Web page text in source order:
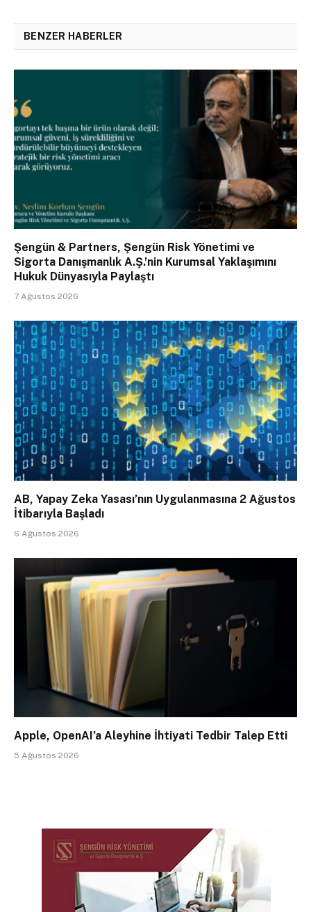
BENZER HABERLER
Şengün & Partners, Şengün Risk Yönetimi ve
Sigorta Danışmanlık A.Ş.’nin Kurumsal Yaklaşımını
Hukuk Dünyasıyla Paylaştı
7 Ağustos 2026
AB, Yapay Zeka Yasası’nın Uygulanmasına 2 Ağustos
İtibarıyla Başladı
6 Ağustos 2026
Apple, OpenAI’a Aleyhine İhtiyati Tedbir Talep Etti
5 Ağustos 2026